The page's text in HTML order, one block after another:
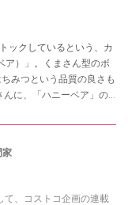
ックしているという、カ
ア）」。くまさん型のボ
みつという品質の良さも
んに、「ハニーベア」の
家
て、コストコ企画の連載